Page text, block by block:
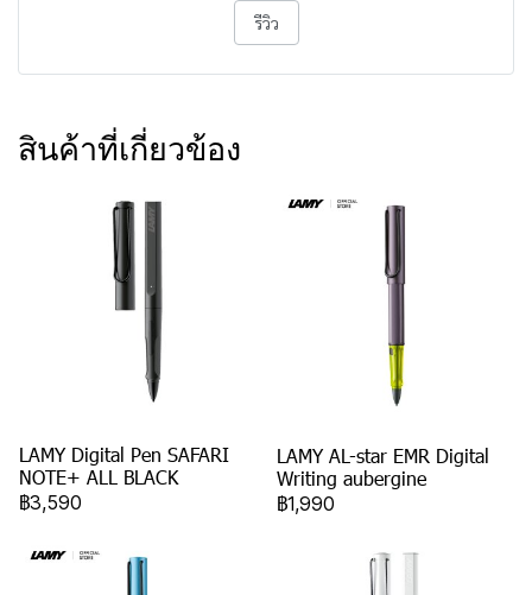
รีวิว
สินค้าที่เกี่ยวข้อง
LAMY Digital Pen SAFARI
NOTE+ ALL BLACK
฿3,590
LAMY AL-star EMR Digital
Writing aubergine
฿1,990